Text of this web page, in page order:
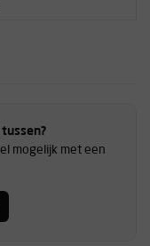
mogelijk met een